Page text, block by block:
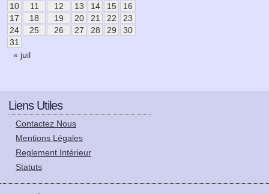
« juil
10
11 12 13 14 15
16
17
18 19 20 21 22
23
24
25 26 27 28 29
30
31
Liens Utiles
Contactez Nous
Mentions Légales
Reglement Intérieur
Statuts